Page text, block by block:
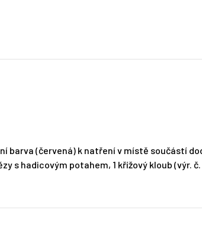
barva (červená) k natření v místě součástí
s hadicovým potahem, 1 křížový kloub (výr.